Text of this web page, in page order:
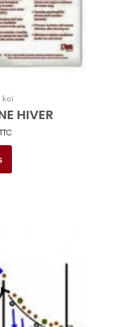
koï
HIVER
TTC
page
du
produit